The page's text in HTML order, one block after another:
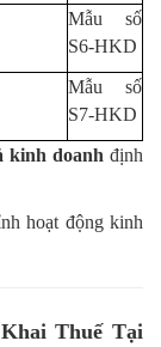
Mẫu số
S6-HKD
Mẫu số
S7-HKD
kinh doanh định
hoạt động kinh
Thuế Tại